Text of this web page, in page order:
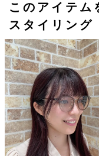
このアイテム
スタイリング